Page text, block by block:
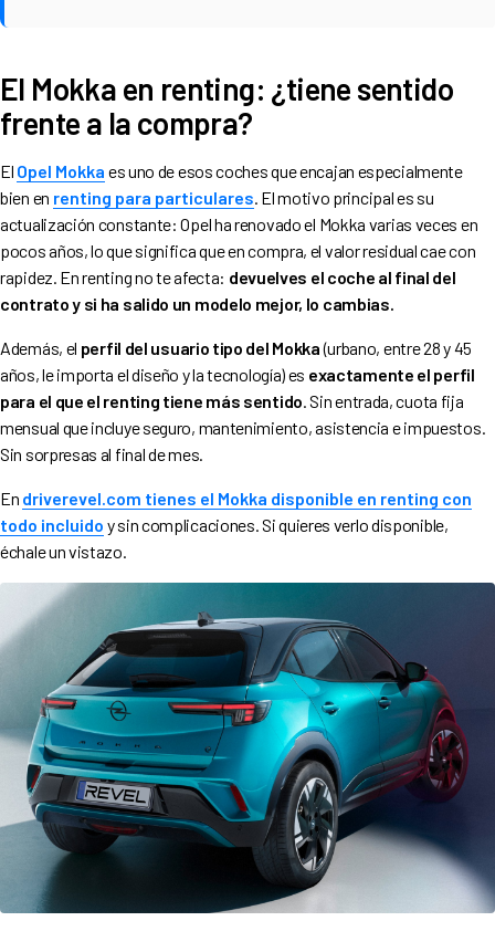
El Mokka en renting: ¿tiene sentido
frente a la compra?
El Opel Mokka es uno de esos coches que encajan especialmente
bien en renting para particulares. El motivo principal es su
actualización constante: Opel ha renovado el Mokka varias veces en
pocos años, lo que significa que en compra, el valor residual cae con
rapidez. En renting no te afecta: devuelves el coche al final del
contrato y si ha salido un modelo mejor, lo cambias.
Además, el perfil del usuario tipo del Mokka(urbano, entre 28 y 45
años, le importa el diseño y la tecnología) es exactamente el perfil
para el que el renting tiene más sentido. Sin entrada, cuota fija
mensual que incluye seguro, mantenimiento, asistencia e impuestos.
Sin sorpresas al final de mes.
En driverevel.com tienes el Mokka disponible en renting con
todo incluido y sin complicaciones. Si quieres verlo disponible,
échale un vistazo.